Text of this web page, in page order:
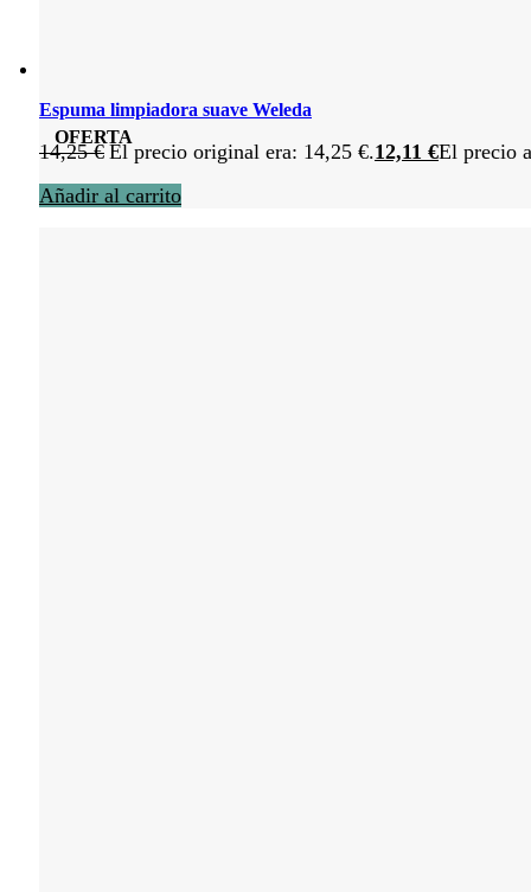
OFERTA
Espuma limpiadora suave Weleda
14,25€ El precio original era: 14,25 €.12,11 €El precio
Añadir al carrito